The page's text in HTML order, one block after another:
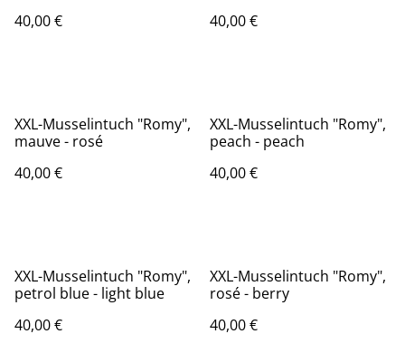
40,00 €
40,00 €
XXL-Musselintuch "Romy",
mauve - rosé
40,00 €
XXL-Musselintuch "Romy",
peach - peach
40,00 €
XXL-Musselintuch "Romy",
petrol blue - light blue
40,00 €
XXL-Musselintuch "Romy",
rosé - berry
40,00 €